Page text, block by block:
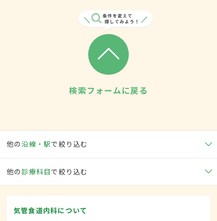
検索フォームに戻る
他の沿線・駅で絞り込む
他の 診療科目で絞り込む
気管食道内科について